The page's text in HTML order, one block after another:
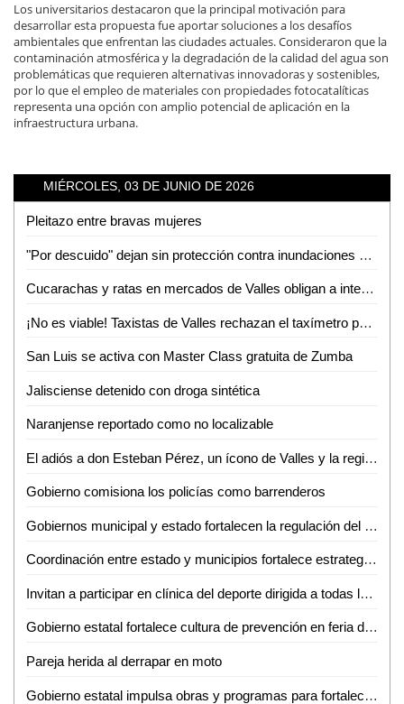
Los universitarios destacaron que la principal motivación para
desarrollar esta propuesta fue aportar soluciones a los desafíos
ambientales que enfrentan las ciudades actuales. Consideraron que la
contaminación atmosférica y la degradación de la calidad del agua son
problemáticas que requieren alternativas innovadoras y sostenibles,
por lo que el empleo de materiales con propiedades fotocatalíticas
representa una opción con amplio potencial de aplicación en la
infraestructura urbana.
MIÉRCOLES, 03 DE JUNIO DE 2026
Pleitazo entre bravas mujeres
"Por descuido" dejan sin protección contra inundaciones a colonias de Tamuín
Cucarachas y ratas en mercados de Valles obligan a intensas jornadas de sanitización
¡No es viable! Taxistas de Valles rechazan el taxímetro por baja demanda de viajes
San Luis se activa con Master Class gratuita de Zumba
Jalisciense detenido con droga sintética
Naranjense reportado como no localizable
El adiós a don Esteban Pérez, un ícono de Valles y la región
Gobierno comisiona los policías como barrenderos
Gobiernos municipal y estado fortalecen la regulación del transporte turístico en Ciudad Valles
Coordinación entre estado y municipios fortalece estrategia de seguridad en la huasteca
Invitan a participar en clínica del deporte dirigida a todas las disciplinas en Ciudad Valles
Gobierno estatal fortalece cultura de prevención en feria de seguridad y medio ambiente
Pareja herida al derrapar en moto
Gobierno estatal impulsa obras y programas para fortalecer el acceso al agua